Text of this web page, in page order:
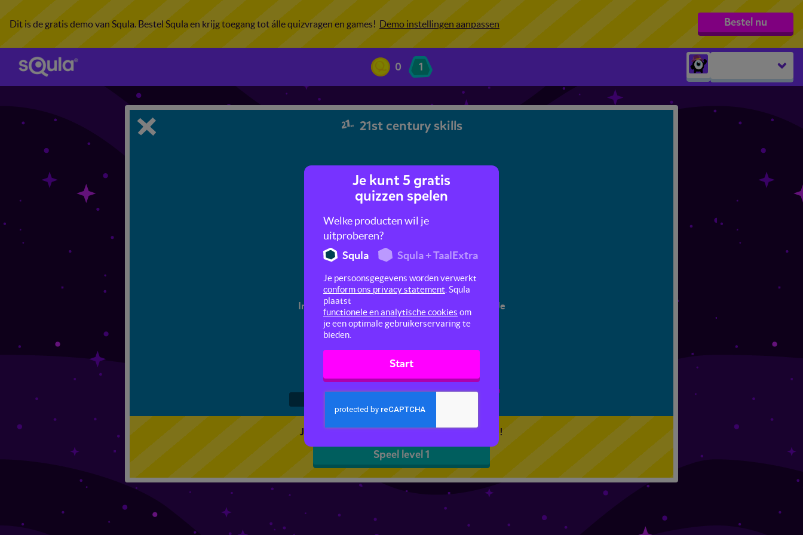
Dit is de gratis demo van Squla. Bestel Squla en krijg toegang tot álle quizvragen en games! Demo instellingen aanpassen Bestel nu
0 1
groep 1
groep 4
groep 5
21st century skills
In deze missie leer je hoe je goed samenwerkt. Je
leert over de rollen, zoals tijdbewaker en
taakkapitein, en je krijgt handige tips en trucs.
Je kunt 5 gratis quizzen spelen. Speel de eerste!
Speel level 1
Je kunt 5 gratis
quizzen spelen
Welke producten wil je
uitproberen?
Squla
Squla + TaalExtra
Je persoonsgegevens worden verwerkt
conform ons privacy statement . Squla
plaatst
functionele en analytische cookies om
je een optimale gebruikerservaring te
bieden.
Start